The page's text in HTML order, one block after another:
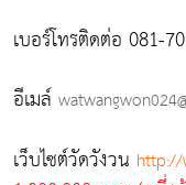
เบอร์โทรติดต่อ 081-
อีเมล์
เว็บไซต์วัดวังวน http://